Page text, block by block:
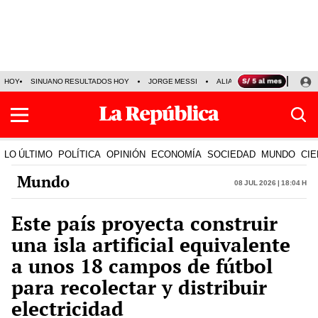
HOY SINUANO RESULTADOS HOY JORGE MESSI ALIANZA LIMA VS SPORT
LO ÚLTIMO POLÍTICA OPINIÓN ECONOMÍA SOCIEDAD MUNDO
Mundo 08 Jul 2026 | 18:04 h
Este país proyecta construir
una isla artificial equivalente
a unos 18 campos de fútbol
para recolectar y distribuir
electricidad